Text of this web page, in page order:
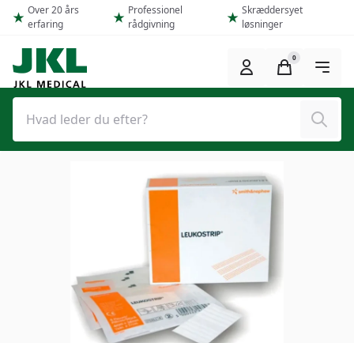
Spring til hovedindhold (Tryk Enter)
Over 20 års
erfaring
Professionel
rådgivning
Skræddersyet
løsninger
Søg
0